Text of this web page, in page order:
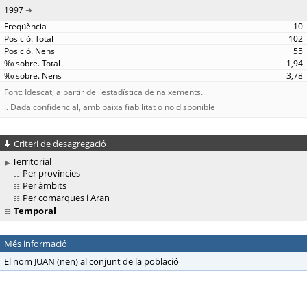
1997
10
102
55
1,94
3,78
Font: Idescat, a partir de l'estadística de naixements.
.. Dada confidencial, amb baixa fiabilitat o no disponible
Criteri de desagregació
Territorial
Per províncies
Per àmbits
Per comarques i Aran
Temporal
Més informació
El nom JUAN (nen) al conjunt de la població